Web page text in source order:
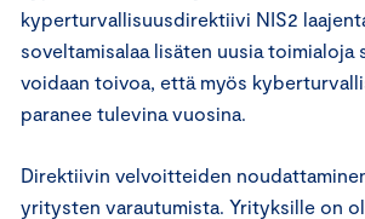
kyperturvallisuusdirektiivi NIS2
soveltamisalaa lisäten uusia toimialoja
voidaan toivoa, että myös
paranee tulevina vuosina.
Direktiivin velvoitteiden
yritysten varautumista. Yrityksille on